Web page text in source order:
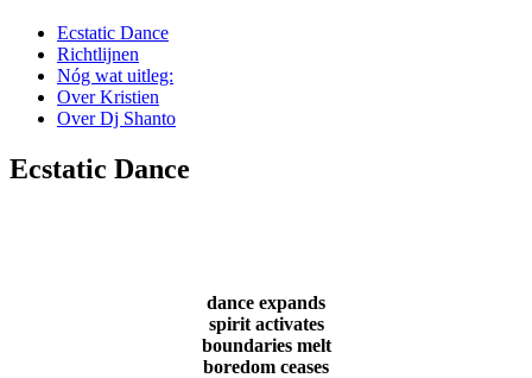
Ecstatic Dance
Richtlijnen
Nóg wat uitleg:
Over Kristien
Over Dj Shanto
Ecstatic Dance
dance expands
spirit activates
boundaries melt
boredom ceases